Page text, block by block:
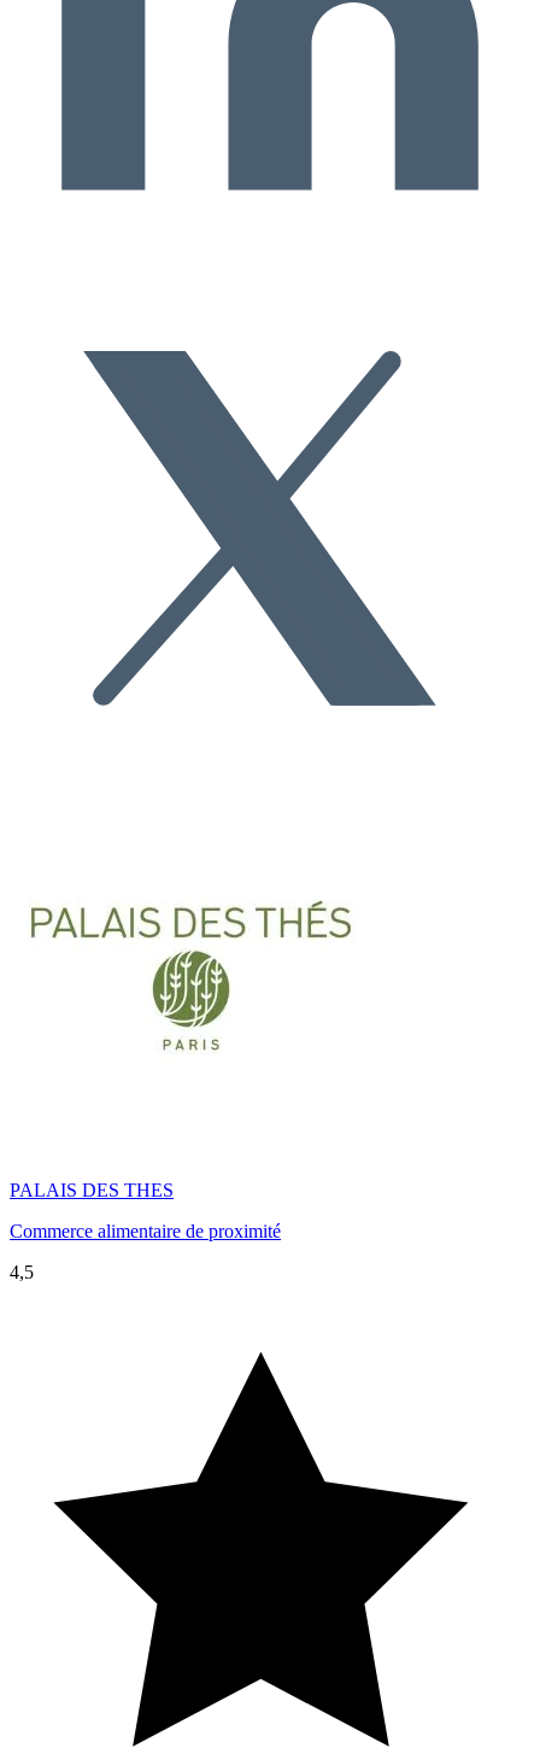
PALAIS DES THES
Commerce alimentaire de proximité
4,5